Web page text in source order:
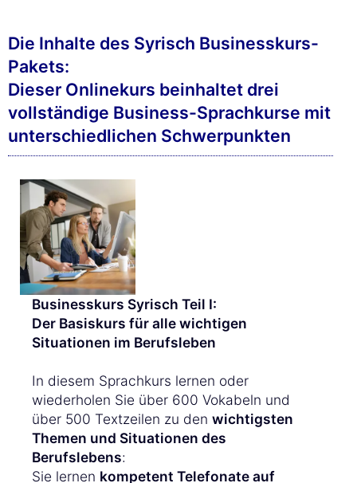
Die Inhalte des Syrisch Businesskurs-
Pakets:
Dieser Onlinekurs beinhaltet drei
vollständige Business-Sprachkurse mit
unterschiedlichen Schwerpunkten
Businesskurs Syrisch Teil I:
Der Basiskurs für alle wichtigen
Situationen im Berufsleben
In diesem Sprachkurs lernen oder
wiederholen Sie über 600 Vokabeln und
über 500 Textzeilen zu den wichtigsten
Themen und Situationen des
Berufslebens:
Sie lernen kompetent Telefonate auf